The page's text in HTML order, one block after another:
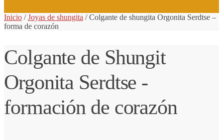
Inicio /Joyas de shungita /Colgante de shungita Orgonita Serdtse –
forma de corazón
Colgante de Shungit
Orgonita Serdtse -
formación de corazón